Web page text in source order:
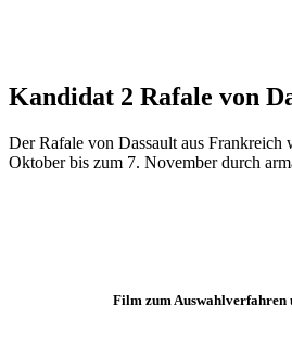
Kandidat 2 Rafale von
Der Rafale von Dassault aus Frankreich
Oktober bis zum 7. November durch
Film zum